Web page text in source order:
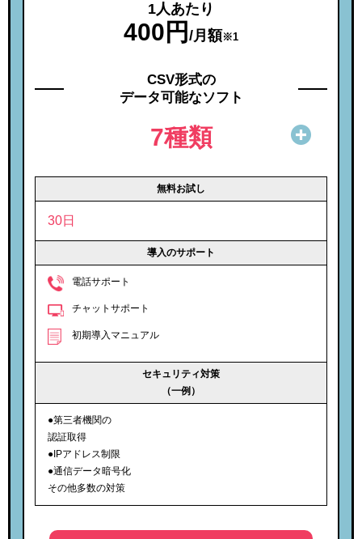
1人あたり
400円 /月額※1
CSV形式の
データ可能なソフト
7種類
無料お試し
30日
導入のサポート
電話サポート
チャットサポート
初期導入マニュアル
セキュリティ対策
（一例）
●第三者機関の
認証取得
●IPアドレス制限
●通信データ暗号化
その他多数の対策